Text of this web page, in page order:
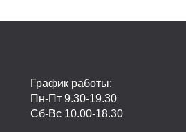
График работы:
Пн-Пт 9.30-19.30
Сб-Вс 10.00-18.30